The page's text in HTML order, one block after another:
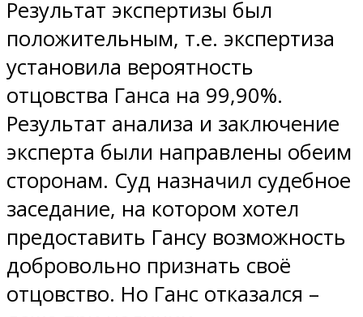
Результат экспертизы был
положительным, т.е. экспертиза
установила вероятность
отцовства Ганса на 99,90%.
Результат анализа и заключение
эксперта были направлены обеим
сторонам. Суд назначил судебное
заседание, на котором хотел
предоставить Гансу возможность
добровольно признать своё
отцовство. Но Ганс отказался –